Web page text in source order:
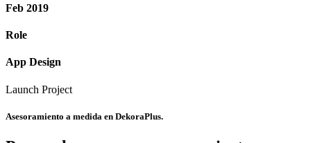
Feb 2019
Role
App Design
Launch Project
Asesoramiento a medida en DekoraPlus.